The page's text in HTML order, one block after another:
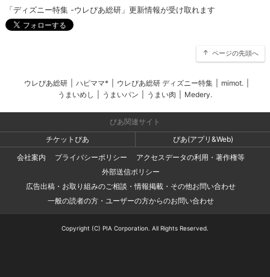
「ディズニー特集 -ウレぴあ総研」更新情報が受け取れます
ページの先頭へ
ウレぴあ総研 ハピママ* ウレぴあ総研 ディズニー特集 mimot.
うまいめし
うまいパン うまい肉 Medery.
ぴあ関連サイト
チケットぴあ
ぴあ(アプリ&Web)
会社案内
プライバシーポリシー
アクセスデータの利用・著作権等
外部送信ポリシー
広告出稿・お取り組みのご相談・情報掲載・その他お問い合わせ
一般の読者の方・ユーザーの方からのお問い合わせ
Copyright (C) PIA Corporation. All Rights Reserved.